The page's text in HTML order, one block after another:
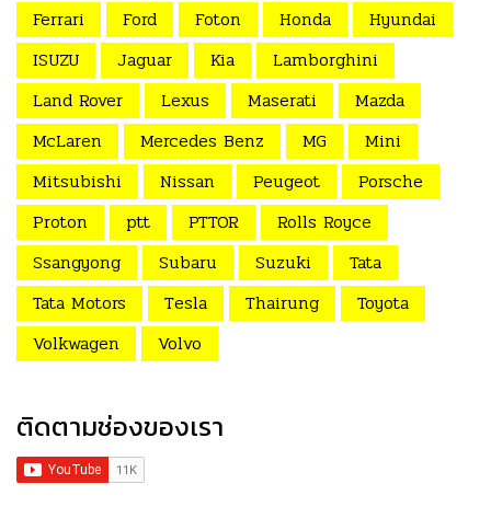
Ferrari
Ford Foton Honda
Hyundai
ISUZU
Jaguar Kia
Lamborghini
Land Rover
Lexus Maserati
Mazda
McLaren
Mercedes Benz MG
Mini
Mitsubishi
Nissan Peugeot
Porsche
Proton
ptt PTTOR
Rolls Royce
Ssangyong
Subaru Suzuki
Tata
Tata Motors
Tesla Thairung
Toyota
Volkwagen
Volvo
ติดตามช่องของเรา